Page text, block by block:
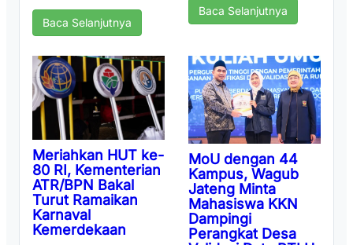
Baca Selanjutnya
Baca Selanjutnya
Meriahkan HUT ke-
80 RI, Kementerian
ATR/BPN Bakal
Turut Ramaikan
Karnaval
Kemerdekaan
MoU dengan 44
Kampus, Wagub
Jateng Minta
Mahasiswa KKN
Dampingi
Perangkat Desa